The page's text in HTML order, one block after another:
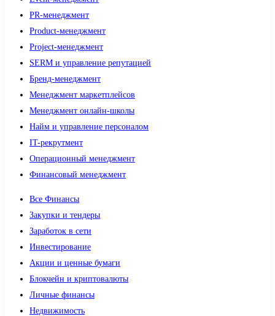
PR-менеджмент
Product-менеджмент
Project-менеджмент
SERM и управление репутацией
Бренд-менеджмент
Менеджмент маркетплейсов
Менеджмент онлайн-школы
Найм и управление персоналом
IT-рекрутмент
Операционный менеджмент
Финансовый менеджмент
Все Финансы
Закупки и тендеры
Заработок в сети
Инвестирование
Акции и ценные бумаги
Блокчейн и криптовалюты
Личные финансы
Недвижимость